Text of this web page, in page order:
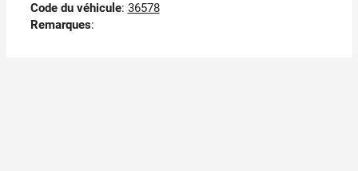
Code du véhicule: 36578
Remarques: